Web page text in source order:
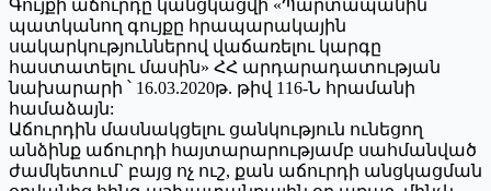
Գույքի աճուրդը կանցկացվի «Պարտապանին
պատկանող գույքը հրապարակային
սակարկություններով վաճառելու կարգը
հաստատելու մասին» ՀՀ արդարադատության
նախարարի ՝ 16.03.2020թ. թիվ 116-Ն հրամանի
համաձայն:
Աճուրդին մասնակցելու ցանկություն ունեցող
անձինք աճուրդի հայտարարությամբ սահմանված
ժամկետում` բայց ոչ ուշ, քան աճուրդի անցկացման